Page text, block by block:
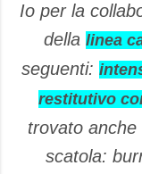
Io per la
della linea
seguenti:
restitutivo
trovato anche
scatola: